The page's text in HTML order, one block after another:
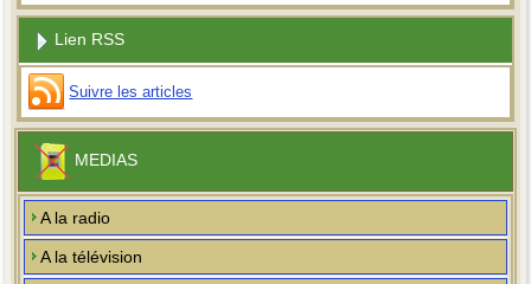
Lien RSS
Suivre les articles
MEDIAS
A la radio
A la télévision